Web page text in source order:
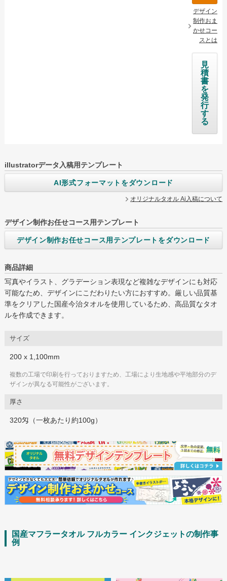
グループサイト
封筒印刷製作所
オリジナルうちわ製作所
お名前シール製作所
ログイン カート お問い合わせ
商品詳細
写真やイラスト、グラデーション表現など複雑なデザインにも対応
可能なため、デザインにこだわりたい方におすすめ。厳しい品質基
準をクリアした国産今治タオルを使用しているため、高品質なタオ
ルを作成できます。
サイズ
200 x 1,100mm
複数の工場で印刷を行っておりますため、工場により生地感や平地部分のデ
ザインが異なる可能性がございます。
厚さ
320匁（一枚あたり約100g）
デザイン
制作おま
かせコー
スとは
見
積
書
を
発
行
す
る
illustratorデータ入稿用テンプレート
AI形式フォーマットをダウンロード
オリジナルタオル Ai入稿について
デザイン制作お任せコース用テンプレート
デザイン制作お任せコース用テンプレートをダウンロード
国産マフラータオル フルカラー インクジェットの制作事
例